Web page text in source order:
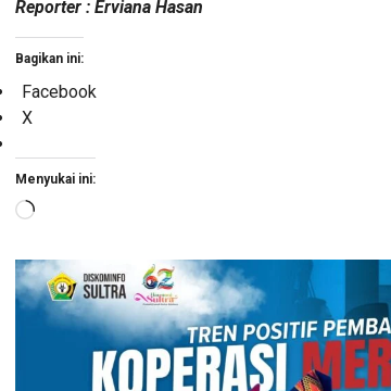
Reporter : Erviana Hasan
Bagikan ini:
Facebook
X
Menyukai ini:
Memuat...